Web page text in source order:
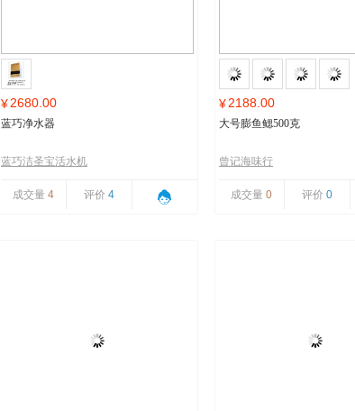
¥2680.00
蓝巧净水器
蓝巧洁圣宝活水机
成交量 4 评价 4
¥2188.00
大号膨鱼鳃500克
曾记海味行
成交量 0 评价 0